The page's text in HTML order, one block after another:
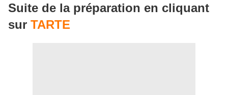
Suite de la préparation en cliquant
sur TARTE